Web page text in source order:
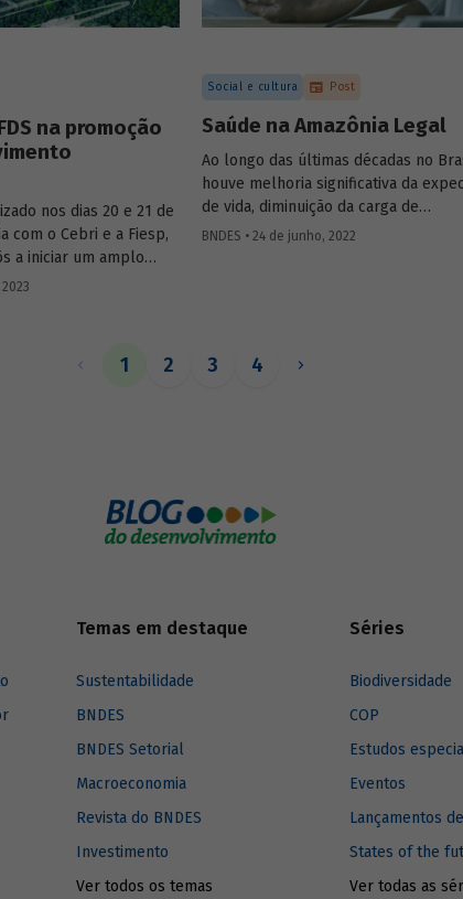
na promoção
nos dias 20 e 21 de
com o Cebri e a Fiesp,
a iniciar um amplo
das principais
Um dos temas
Social e cultura Post
Saúde na Amazônia Legal
Ao longo das últimas décadas no
houve melhoria significativa da
de vida, diminuição da carga de
enfermidades e convergência dos
região e entenda quais são os
BNDES • 24 de junho, 2022
1 2 3 4
Temas em destaque
Sustentabilidade
BNDES
BNDES Setorial
Macroeconomia
Revista do BNDES
Investimento
Ver todos os temas
Séries
Biodiversidade
COP
Estudos
Eventos
Lançamentos
States of the
Ver todas as